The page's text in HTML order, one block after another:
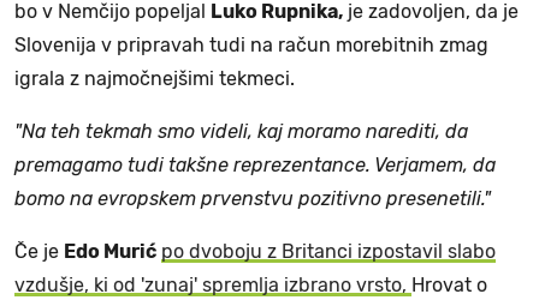
bo v Nemčijo popeljal
Luko Rupnika, je zadovoljen, da je
Slovenija v pripravah tudi na račun morebitnih zmag
igrala z najmočnejšimi tekmeci.
"Na teh tekmah smo videli, kaj moramo narediti, da
premagamo tudi takšne reprezentance. Verjamem, da
bomo na evropskem prvenstvu pozitivno presenetili."
Če je Edo Murić po dvoboju z Britanci izpostavil slabo
vzdušje, ki od 'zunaj' spremlja izbrano vrsto, Hrovat o